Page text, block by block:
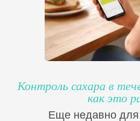
Контроль сахара в
как это
Еще недавно